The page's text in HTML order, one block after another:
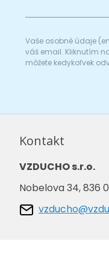
Vaše osobné údaje
váš email. Kliknutím
môžete kedykoľvek
Kontakt
VZDUCHO s.r.o.
Nobelova 34, 836